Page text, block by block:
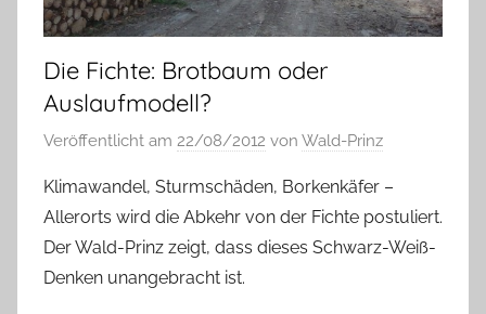
Die Fichte: Brotbaum oder
Auslaufmodell?
Veröffentlicht am 22/08/2012 von Wald-Prinz
Klimawandel, Sturmschäden, Borkenkäfer –
Allerorts wird die Abkehr von der Fichte postuliert.
Der Wald-Prinz zeigt, dass dieses Schwarz-Weiß-
Denken unangebracht ist.